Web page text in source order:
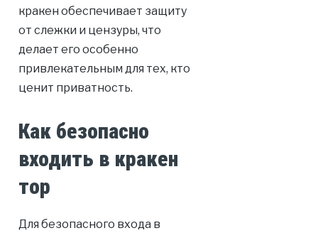
кракен обеспечивает защиту
от слежки и цензуры, что
делает его особенно
привлекательным для тех, кто
ценит приватность.
Как безопасно
входить в кракен
тор
Для безопасного входа в